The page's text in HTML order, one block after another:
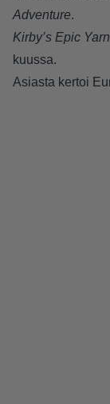
Adventure.
Kirby’s Epic Yarn
kuussa.
Asiasta kertoi